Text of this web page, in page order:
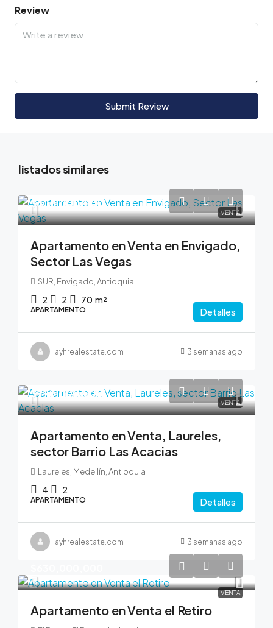
Review
Submit Review
listados similares
VENTA
$600,000,000
Apartamento en Venta en Envigado,
Sector Las Vegas
SUR, Envigado, Antioquia
2 2 70 m²
APARTAMENTO Detalles
ayhrealestate.com 3 semanas ago
VENTA
$990,000,000
Apartamento en Venta, Laureles,
sector Barrio Las Acacias
Laureles, Medellín, Antioquia
4 2
APARTAMENTO Detalles
ayhrealestate.com 3 semanas ago
VENTA
Apartamento en Venta el Retiro